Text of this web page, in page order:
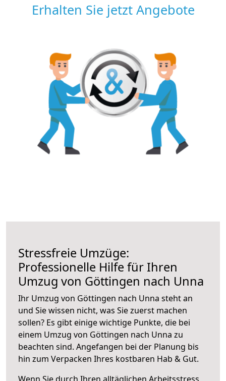
Erhalten Sie jetzt Angebote
Stressfreie Umzüge:
Professionelle Hilfe für Ihren
Umzug von Göttingen nach Unna
Ihr Umzug von Göttingen nach Unna steht an
und Sie wissen nicht, was Sie zuerst machen
sollen? Es gibt einige wichtige Punkte, die bei
einem Umzug von Göttingen nach Unna zu
beachten sind. Angefangen bei der Planung bis
hin zum Verpacken Ihres kostbaren Hab & Gut.